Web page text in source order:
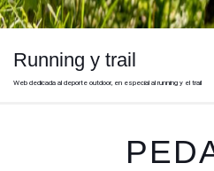
Running y trail
Web dedicada al deporte outdoor, en especial al running y el trail